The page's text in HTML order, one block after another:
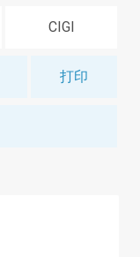
CIGI
打印